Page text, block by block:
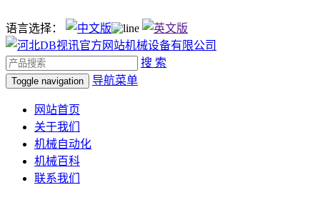
语言选择：
搜 索
Toggle navigation 导航菜单
网站首页
关于我们
机械自动化
机械百科
联系我们